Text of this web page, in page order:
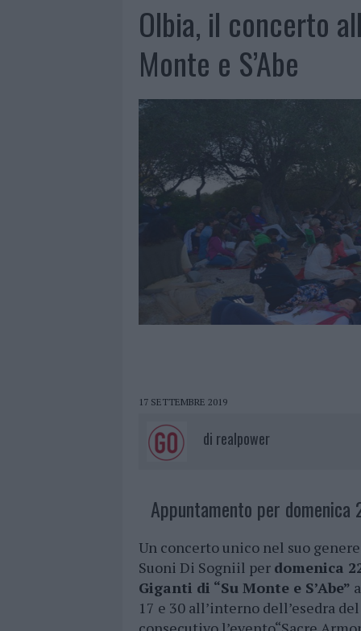
7 AGOSTO 2026
PORTO ROTONDO OSPITA LA
Olbia, il concerto
Monte e S’Abe
17 SETTEMBRE 2019
di realpower
Appuntamento per domenica
Un concerto unico nel suo
Suoni Di Sogniil per domenica
Giganti di “Su Monte e S’Abe”
17 e 30 all’interno dell’esedra